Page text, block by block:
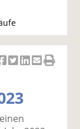
u
c
k
t
k
a p D